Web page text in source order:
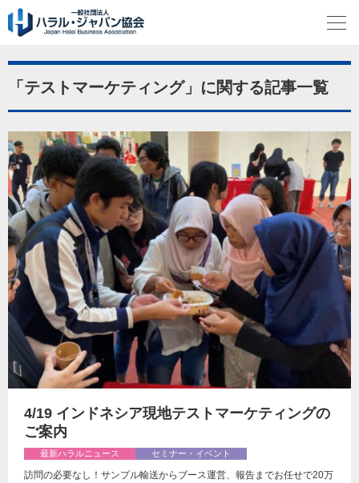
「テストマーケティング」に関する記事一覧
4/19 インドネシア現地テストマーケティングの
ご案内
最新ハラルニュース セミナー・イベント
訪問の必要なし！サンプル輸送からブース運営、報告までお任せで20万